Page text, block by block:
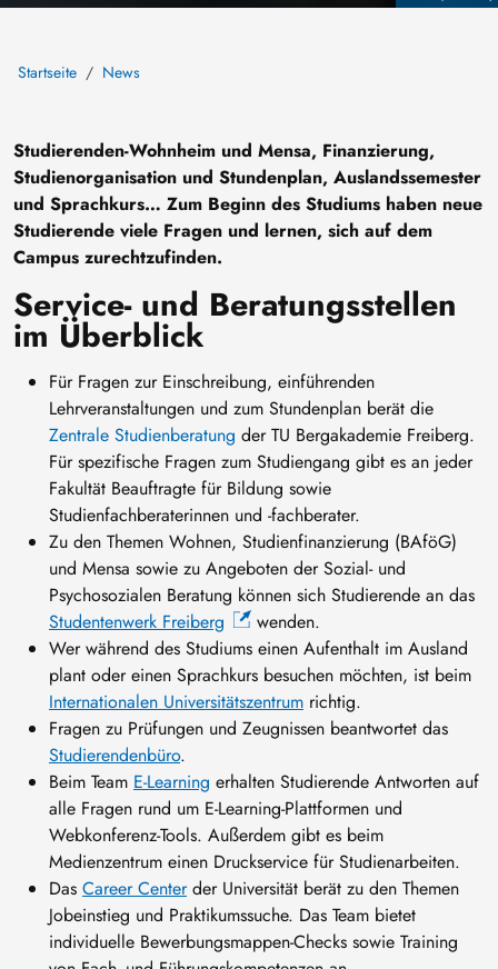
Startseite News
Studierenden-Wohnheim und Mensa, Finanzierung,
Studienorganisation und Stundenplan, Auslandssemester
und Sprachkurs… Zum Beginn des Studiums haben neue
Studierende viele Fragen und lernen, sich auf dem
Campus zurechtzufinden.
Service- und Beratungsstellen
im Überblick
Für Fragen zur Einschreibung, einführenden
Lehrveranstaltungen und zum Stundenplan berät die
Zentrale Studienberatung der TU Bergakademie Freiberg.
Für spezifische Fragen zum Studiengang gibt es an jeder
Fakultät Beauftragte für Bildung sowie
Studienfachberaterinnen und -fachberater.
Zu den Themen Wohnen, Studienfinanzierung (BAföG)
und Mensa sowie zu Angeboten der Sozial- und
Psychosozialen Beratung können sich Studierende an das
Studentenwerk Freiberg
wenden.
Wer während des Studiums einen Aufenthalt im Ausland
plant oder einen Sprachkurs besuchen möchten, ist beim
Internationalen Universitätszentrum richtig.
Fragen zu Prüfungen und Zeugnissen beantwortet das
Studierendenbüro.
Beim Team E-Learning erhalten Studierende Antworten auf
alle Fragen rund um E-Learning-Plattformen und
Webkonferenz-Tools. Außerdem gibt es beim
Medienzentrum einen Druckservice für Studienarbeiten.
Das Career Centerder Universität berät zu den Themen
Jobeinstieg und Praktikumssuche. Das Team bietet
individuelle Bewerbungsmappen-Checks sowie Training